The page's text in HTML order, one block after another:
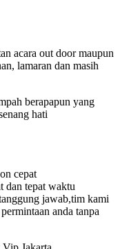
acara out door maupun
lamaran dan masih
berapapun yang
hati
cepat
dan tepat waktu
jawab,tim kami
anda tanpa